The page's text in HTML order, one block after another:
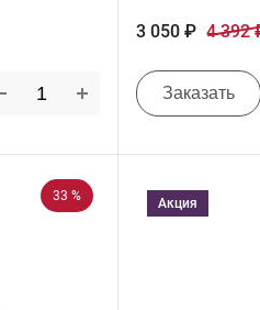
3 050 ₽ 4 392
Заказать
33 % Акция